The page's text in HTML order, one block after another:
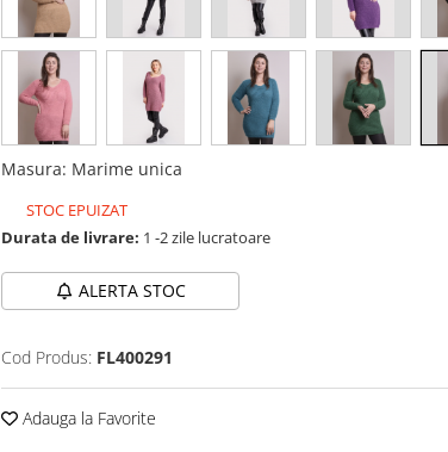
Masura: Marime unica
STOC EPUIZAT
Durata de livrare: 1 -2 zile lucratoare
ALERTA STOC
Cod Produs: FL400291
Adauga la Favorite